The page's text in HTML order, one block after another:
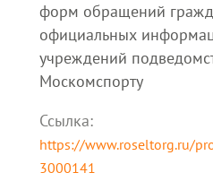
форм обращений
официальных
учреждений
Москомспорту
Ссылка:
https://www.roseltorg.ru/
3000141